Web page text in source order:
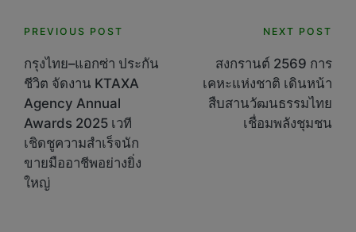
Post
navigation
PREVIOUS POST
กรุงไทย–แอกซ่า ประกัน
ชีวิต จัดงาน KTAXA
Agency Annual
Awards 2025 เวที
เชิดชูความสำเร็จนัก
ขายมืออาชีพอย่างยิ่ง
ใหญ่
NEXT POST
สงกรานต์ 2569 การ
เคหะแห่งชาติ เดินหน้า
สืบสานวัฒนธรรมไทย
เชื่อมพลังชุมชน